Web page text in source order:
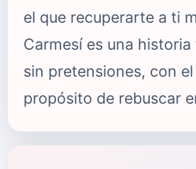
el que recuperarte a ti
Carmesí es una
sin pretensiones, con
propósito de rebuscar
encontrar aquella con